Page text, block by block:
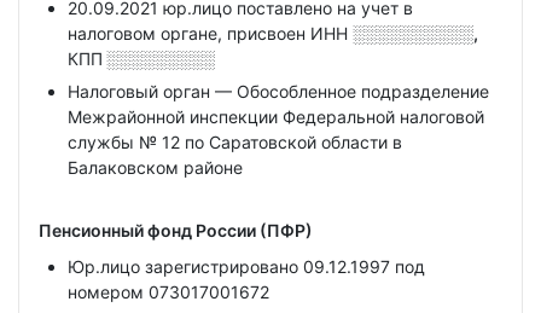
20.09.2021 юр.лицо поставлено на учет в
налоговом органе, присвоен ИНН ░░░░░░░░░░,
КПП ░░░░░░░░░
Налоговый орган — Обособленное подразделение
Межрайонной инспекции Федеральной налоговой
службы № 12 по Саратовской области в
Балаковском районе
Пенсионный фонд России (ПФР)
Юр.лицо зарегистрировано 09.12.1997 под
номером 073017001672